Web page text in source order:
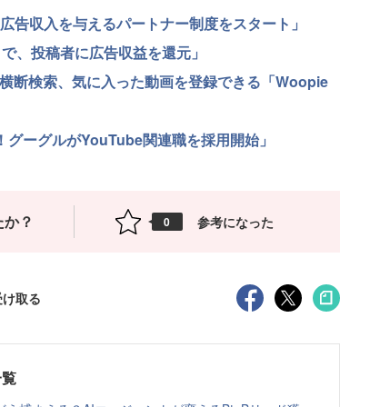
収入を与えるパートナー制度をスタート」
、投稿者に広告収益を還元」
断検索、気に入った動画を登録できる「Woopie
ーグルがYouTube関連職を採用開始」
？ 0 参考になった
取る